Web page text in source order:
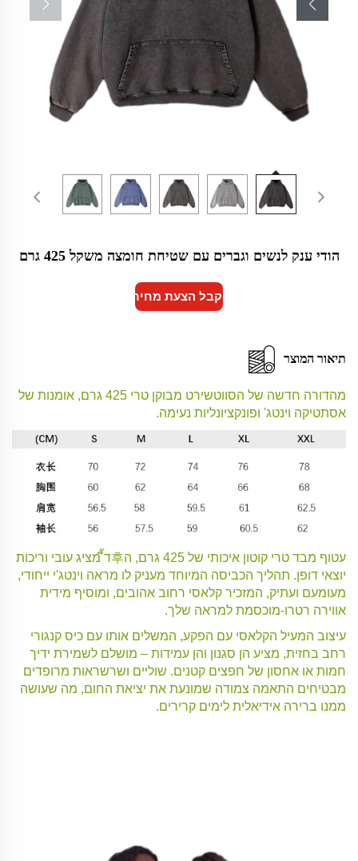
הודי ענק לנשים וגברים עם שטיחת חומצה משקל 425 גרם
קבל הצעת מחיר
תיאור המוצר
מהדורה חדשה של הסווטשירט מבוקן טרי 425 גרם, אומנות של
אסתטיקה וינטג' ופונקציונליות נעימה.
עטוף מבד טרי קוטון איכותי של 425 גרם, ה후דี้ מציג עובי וריכות
יוצאי דופן. תהליך הכביסה המיוחד מעניק לו מראה וינטג'י ייחודי,
מעומעם ועתיק, המזכיר קלאסי רחוב אהובים, ומוסיף מידית
אווירה רטרו-מוכסמת למראה שלך.
עיצוב המעיל הקלאסי עם הפקע, המשלים אותו עם כיס קנגורי
רחב בחזית, מציע הן סגנון והן עמידות – מושלם לשמירת ידיך
חמות או אחסון של חפצים קטנים. שוליים ושרשראות מרופדים
מבטיחים התאמה צמודה שמונעת את יציאת החום, מה שעושה
ממנו ברירה אידיאלית לימים קרירים.